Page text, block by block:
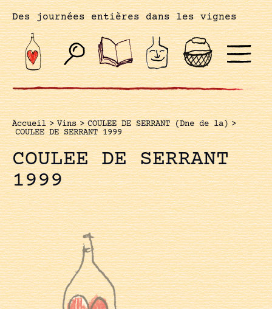
Des journées entières dans les vignes
Accueil > Vins > COULEE DE SERRANT (Dne de la) >
COULEE DE SERRANT 1999
COULEE DE SERRANT
1999